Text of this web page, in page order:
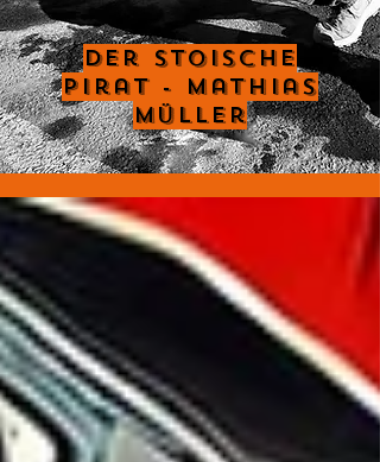
Der Stoische
Pirat - Mathias
Müller